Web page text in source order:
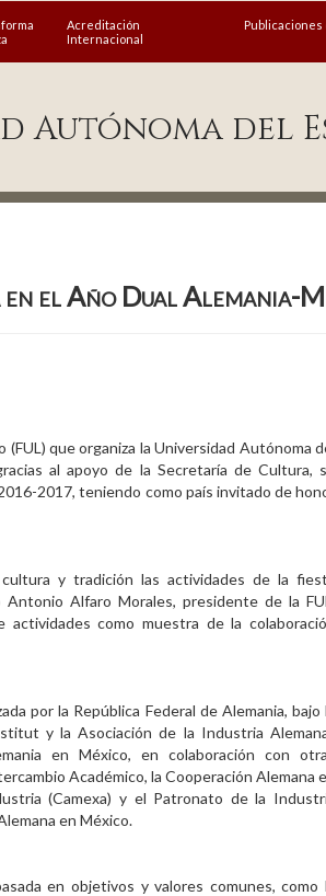
Acreditación
Internacional
Publicaciones
Autónoma del
en el Año Dual Alemania-
que organiza la Universidad Autónoma
al apoyo de la Secretaría de Cultura,
2017, teniendo como país invitado de
y tradición las actividades de la
Alfaro Morales, presidente de la
como muestra de la
por la República Federal de Alemania, bajo
y la Asociación de la Industria
en México, en colaboración con
Académico, la Cooperación Alemana
(Camexa) y el Patronato de la
en México.
en objetivos y valores comunes, como